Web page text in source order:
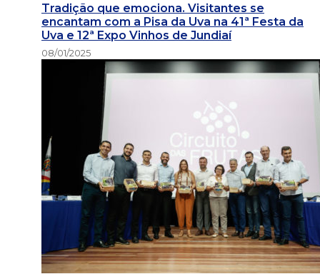
Tradição que emociona. Visitantes se
encantam com a Pisa da Uva na 41ª Festa da
Uva e 12ª Expo Vinhos de Jundiaí
08/01/2025